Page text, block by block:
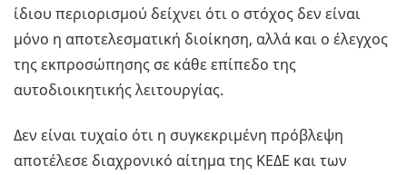
ίδιου περιορισμού δείχνει ότι ο στόχος δεν είναι
μόνο η αποτελεσματική διοίκηση, αλλά και ο έλεγχος
της εκπροσώπησης σε κάθε επίπεδο της
αυτοδιοικητικής λειτουργίας.
Δεν είναι τυχαίο ότι η συγκεκριμένη πρόβλεψη
αποτέλεσε διαχρονικό αίτημα της ΚΕΔΕ και των